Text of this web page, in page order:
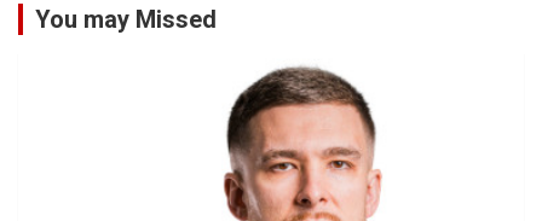
You may Missed